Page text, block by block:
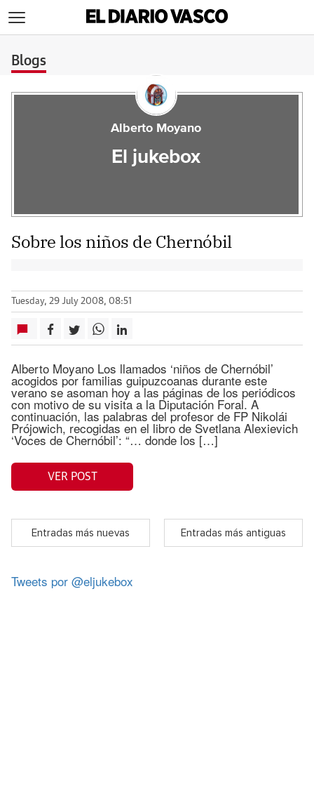
Blogs
Alberto Moyano
El jukebox
Sobre los niños de Chernóbil
Tuesday, 29 July 2008, 08:51
Alberto Moyano Los llamados ‘niños de Chernóbil’
acogidos por familias guipuzcoanas durante este
verano se asoman hoy a las páginas de los periódicos
con motivo de su visita a la Diputación Foral. A
continuación, las palabras del profesor de FP Nikolái
Prójowich, recogidas en el libro de Svetlana Alexievich
‘Voces de Chernóbil’: “… donde los […]
VER POST
Entradas más nuevas Entradas más antiguas
Tweets por @eljukebox